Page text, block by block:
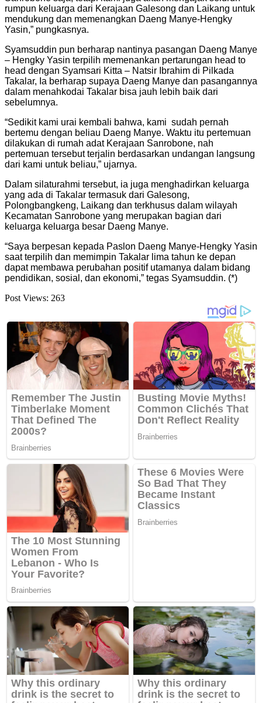
rumpun keluarga dari Kerajaan Galesong dan Laikang untuk
mendukung dan memenangkan Daeng Manye-Hengky
Yasin,” pungkasnya.
Syamsuddin pun berharap nantinya pasangan Daeng Manye
– Hengky Yasin terpilih memenankan pertarungan head to
head dengan Syamsari Kitta – Natsir Ibrahim di Pilkada
Takalar, Ia berharap supaya Daeng Manye dan pasangannya
dalam menahkodai Takalar bisa jauh lebih baik dari
sebelumnya.
“Sedikit kami urai kembali bahwa, kami sudah pernah
bertemu dengan beliau Daeng Manye. Waktu itu pertemuan
dilakukan di rumah adat Kerajaan Sanrobone, nah
pertemuan tersebut terjalin berdasarkan undangan langsung
dari kami untuk beliau,” ujarnya.
Dalam silaturahmi tersebut, ia juga menghadirkan keluarga
yang ada di Takalar termasuk dari Galesong,
Polongbangkeng, Laikang dan terkhusus dalam wilayah
Kecamatan Sanrobone yang merupakan bagian dari
keluarga keluarga besar Daeng Manye.
“Saya berpesan kepada Paslon Daeng Manye-Hengky Yasin
saat terpilih dan memimpin Takalar lima tahun ke depan
dapat membawa perubahan positif utamanya dalam bidang
pendidikan, sosial, dan ekonomi,” tegas Syamsuddin. (*)
Post Views: 263